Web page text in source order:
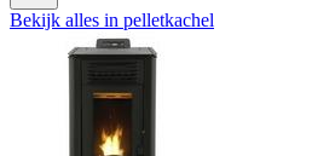
Bekijk alles in pelletkachel